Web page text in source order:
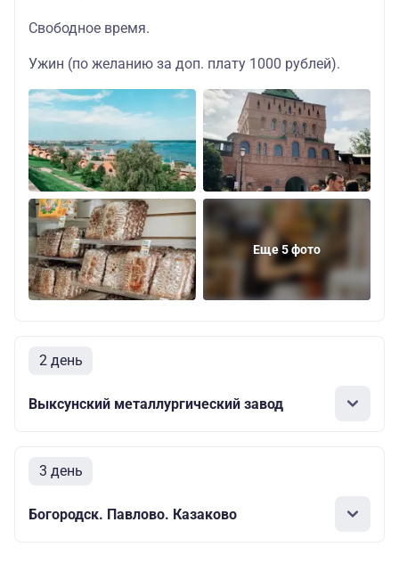
Свободное время.
Ужин (по желанию за доп. плату 1000 рублей).
Еще 5 фото
2 день
Выксунский металлургический завод
3 день
Богородск. Павлово. Казаково